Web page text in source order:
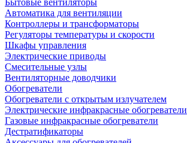
Бытовые вентиляторы
Автоматика для вентиляции
Контроллеры и трансформаторы
Регуляторы температуры и скорости
Шкафы управления
Электрические приводы
Смесительные узлы
Вентиляторные доводчики
Обогреватели
Обогреватели с открытым излучателем
Электрические инфракрасные обогреватели
Газовые инфракрасные обогреватели
Дестратификаторы